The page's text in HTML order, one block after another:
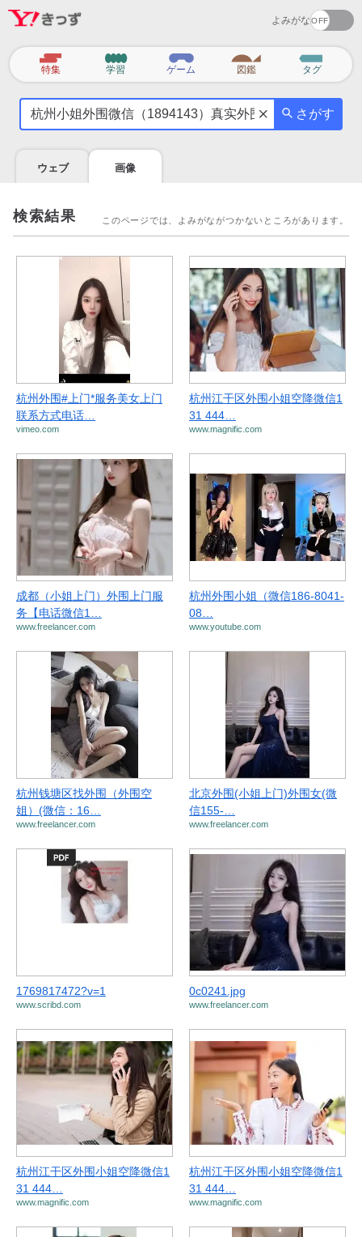
よみがな
カ
テ
特集 学習 ゲーム 図鑑 タグ
気
に
を
調
べ
よ
さがす
ウェブ 画像
検索結果 このページでは、よみがながつかないところがあります。
杭州外围#上门*服务美女上门
联系方式电话…
vimeo.com
杭州江干区外围小姐空降微信1
31 444…
www.magnific.com
成都（小姐上门）外围上门服
务【电话微信1…
www.freelancer.com
杭州外围小姐（微信186-8041-
08…
www.youtube.com
杭州钱塘区找外围（外围空
姐）(微信：16…
www.freelancer.com
北京外围(小姐上门)外围女(微
信155-…
www.freelancer.com
1769817472?v=1
www.scribd.com
0c0241.jpg
www.freelancer.com
杭州江干区外围小姐空降微信1
31 444…
www.magnific.com
杭州江干区外围小姐空降微信1
31 444…
www.magnific.com